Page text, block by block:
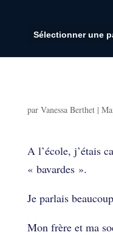
Sélectionner une
par Vanessa Berthet|
A l’école, j’étais
« bavardes ».
Je parlais
Mon frère et ma